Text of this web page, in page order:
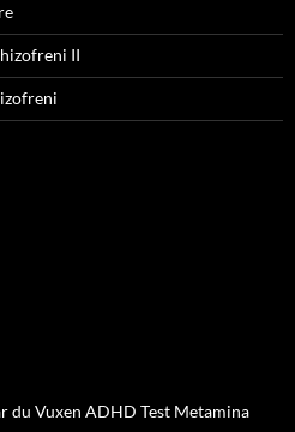
II
du Vuxen ADHD Test Metamina